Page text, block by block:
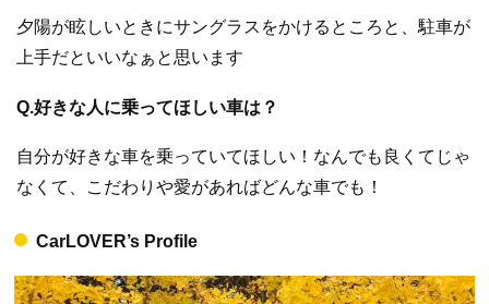
夕陽が眩しいときにサングラスをかけるところと、駐車が
上手だといいなぁと思います
Q.好きな人に乗ってほしい車は？
自分が好きな車を乗っていてほしい！なんでも良くてじゃ
なくて、こだわりや愛があればどんな車でも！
CarLOVER’s Profile